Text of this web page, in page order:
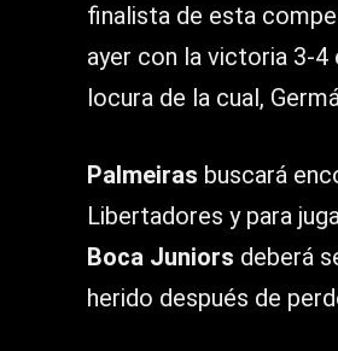
finalista de esta
ayer con la victoria 3-4
locura de la cual,
Palmeiras buscará
Libertadores y para
Boca Juniors deberá
herido después de